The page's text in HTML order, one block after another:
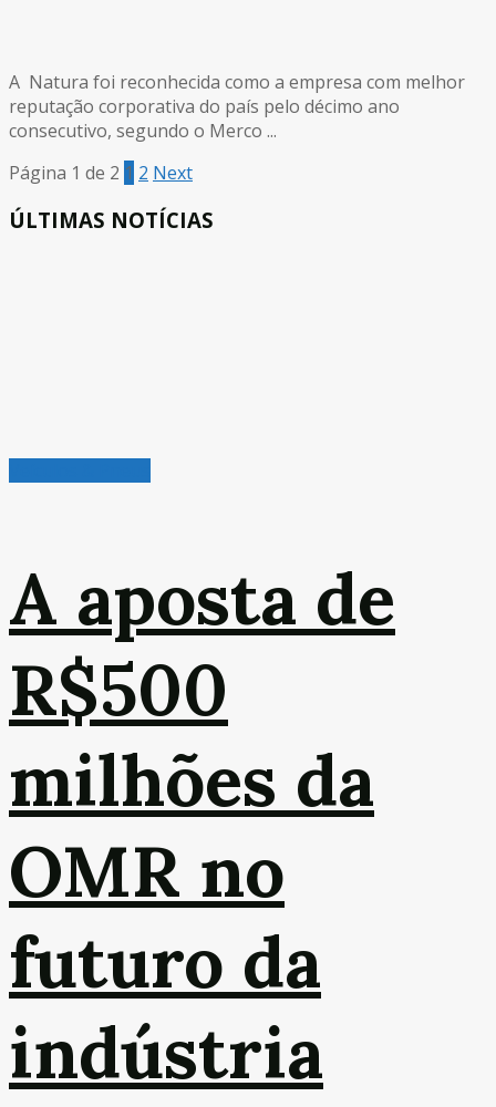
A Natura foi reconhecida como a empresa com melhor
reputação corporativa do país pelo décimo ano
consecutivo, segundo o Merco ...
Página 1 de 2 1 2 Next
ÚLTIMAS NOTÍCIAS
A aposta de
R$500
milhões da
OMR no
futuro da
indústria